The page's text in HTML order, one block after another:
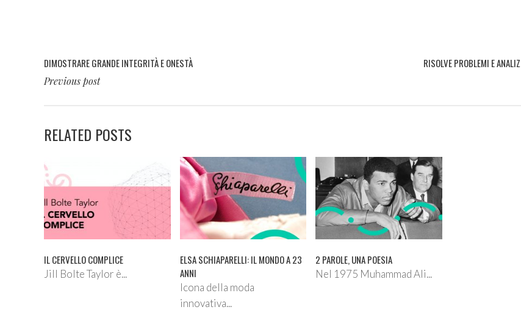
DIMOSTRARE GRANDE INTEGRITÀ E ONESTÀ
Previous post
RISOLVE PROBLEMI E
RELATED POSTS
IL CERVELLO COMPLICE
Jill Bolte Taylor è...
ELSA SCHIAPARELLI: IL MONDO A 23
ANNI
Icona della moda
innovativa...
2 PAROLE, UNA POESIA
Nel 1975 Muhammad Ali...